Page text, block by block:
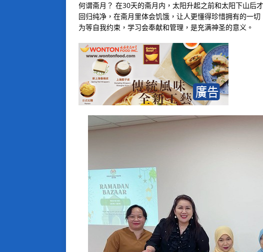
何谓斋月？ 在30天的斋月内，太阳升起之前和太阳下山后
回归纯净，在斋月里体会饥饿，让人更懂得珍惜拥有的一
为等自我约束，学习会奉献和管理，是充满神圣的意义。